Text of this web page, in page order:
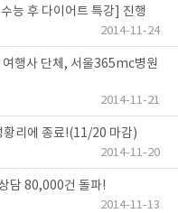
능 후 다이어트 특강] 진행
2014-11-24
행사 단체, 서울365mc병원
2014-11-21
황리에 종료!(11/20 마감)
2014-11-20
담 80,000건 돌파!
2014-11-13